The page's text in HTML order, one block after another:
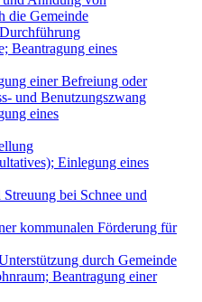
die Gemeinde
Beantragung eines
einer Befreiung oder
und Benutzungszwang
eines
Einlegung eines
bei Schnee und
kommunalen Förderung für
durch Gemeinde
Beantragung einer